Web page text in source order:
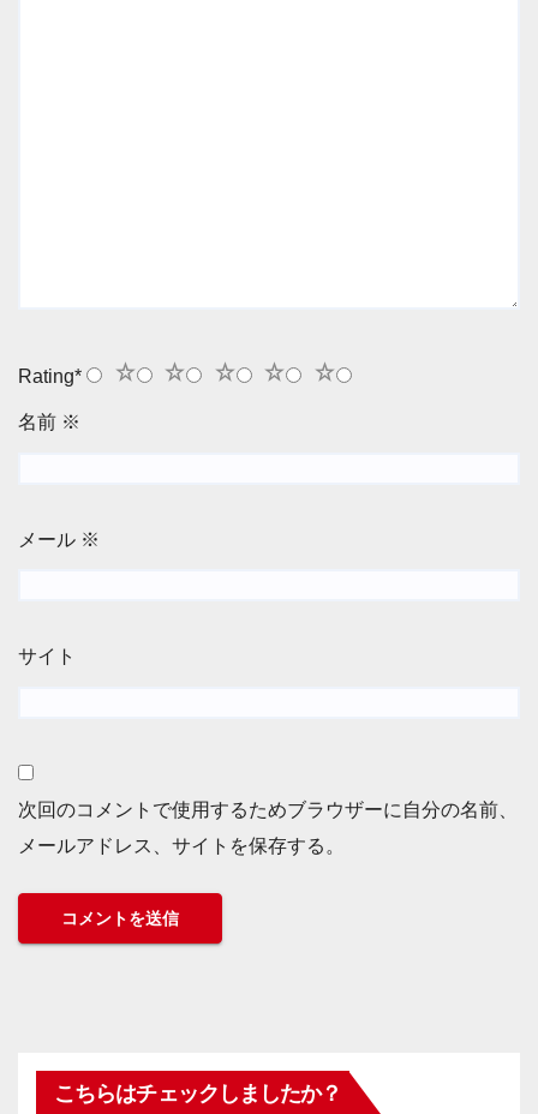
Rating* 5
4
3
2
1
名前 ※
メール ※
サイト
次回のコメントで使用するためブラウザーに自分の名前、
メールアドレス、サイトを保存する。
こちらはチェックしましたか？